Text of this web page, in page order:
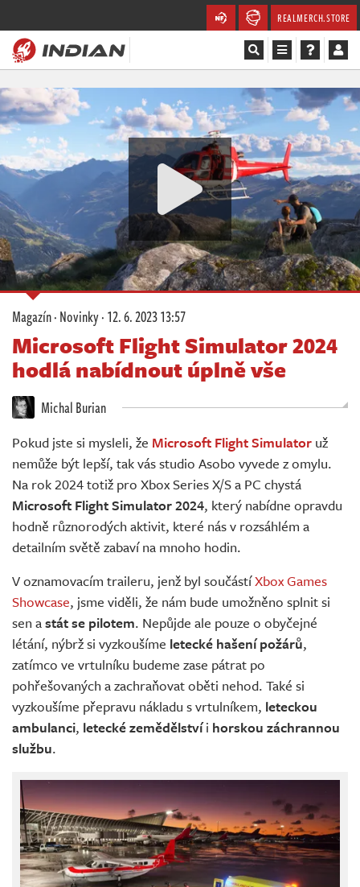
REALMERCH.STORE
Magazín
Recenze
Videa
Soutěže
Databáze
Komunita
Redakce
Živě
Magazín·Novinky·12. 6. 2023 13:57
Microsoft Flight Simulator 2024
hodlá nabídnout úplně vše
Michal Burian
Pokud jste si mysleli, že Microsoft Flight Simulator už
nemůže být lepší, tak vás studio Asobo vyvede z omylu.
Na rok 2024 totiž pro Xbox Series X/S a PC chystá
Microsoft Flight Simulator 2024, který nabídne opravdu
hodně různorodých aktivit, které nás v rozsáhlém a
detailním světě zabaví na mnoho hodin.
V oznamovacím traileru, jenž byl součástíXbox Games
Showcase, jsme viděli, že nám bude umožněno splnit si
sen astát se pilotem. Nepůjde ale pouze o obyčejné
létání, nýbrž si vyzkoušíme letecké hašení požárů,
zatímco ve vrtulníku budeme zase pátrat po
pohřešovaných a zachraňovat oběti nehod. Také si
vyzkoušíme přepravu nákladu s vrtulníkem, leteckou
ambulanci, letecké zemědělstvíi horskou záchrannou
službu.